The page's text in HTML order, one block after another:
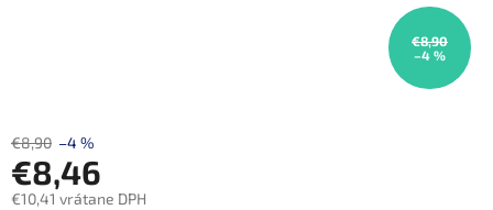
€8,90
–4 %
€8,90 –4 %
€8,46
€10,41 vrátane DPH